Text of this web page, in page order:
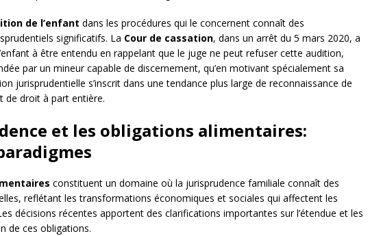
de l’enfant dans les procédures qui le concernent connaît des
significatifs. La Cour de cassation, dans un arrêt du 5 mars 2020, a
à être entendu en rappelant que le juge ne peut refuser cette audition,
par un mineur capable de discernement, qu’en motivant spécialement sa
jurisprudentielle s’inscrit dans une tendance plus large de reconnaissance de
de droit à part entière.
et les obligations alimentaires:
constituent un domaine où la jurisprudence familiale connaît des
reflétant les transformations économiques et sociales qui affectent les
décisions récentes apportent des clarifications importantes sur l’étendue et les
de ces obligations.